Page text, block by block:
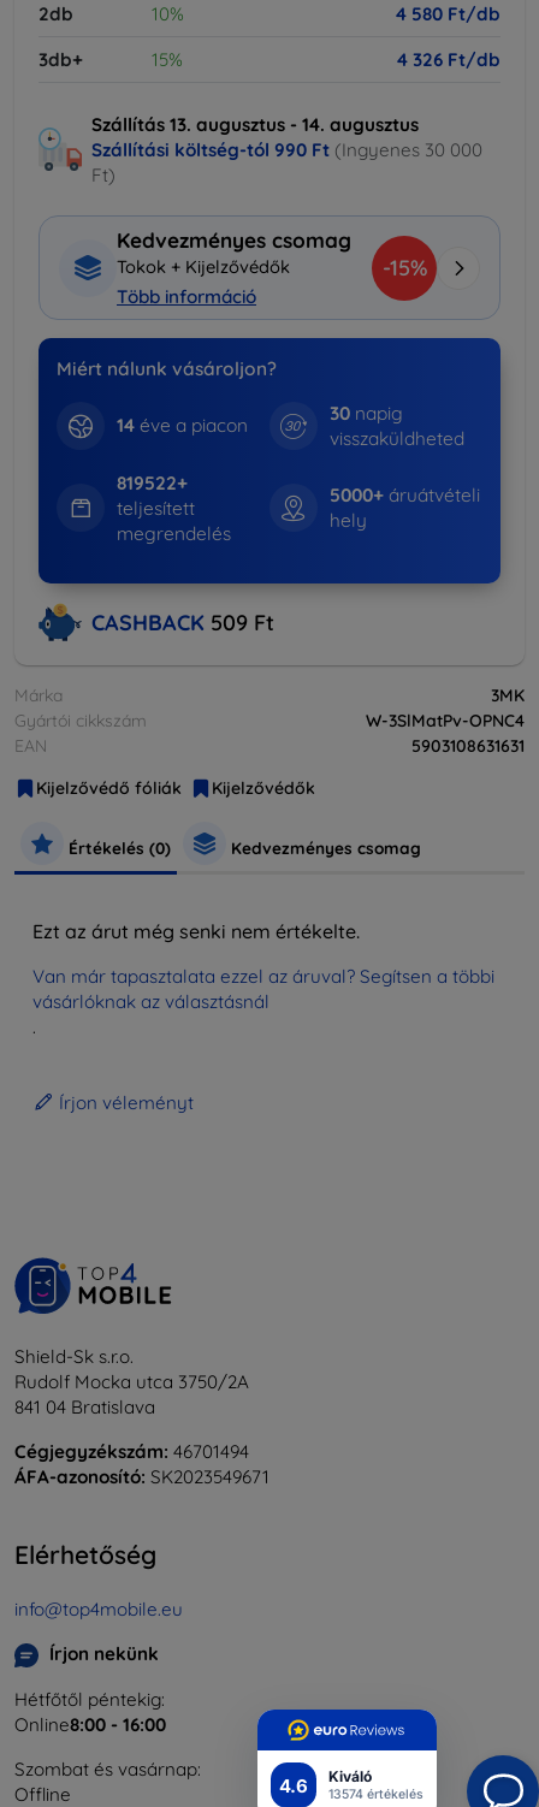
4.6 Kiváló
13574 értékelés
2db 10%
4 580 Ft/db
3db+
15% 4 326 Ft/db
Szállítás 13. augusztus - 14. augusztus
Szállítási költség-tól 990 Ft (Ingyenes 30 000
Ft)
Kedvezményes csomag
Tokok + Kijelzővédők
Több információ
-15%
Miért nálunk vásároljon?
14éve a piacon
30 napig
visszaküldheted
819522+
teljesített
megrendelés
5000+ áruátvételi
hely
CASHBACK 509 Ft
Márka
3MK
Gyártói cikkszám
W-3SlMatPv-OPNC4
EAN
5903108631631
Kijelzővédő fóliák
Kijelzővédők
Értékelés (0) Kedvezményes csomag
Ezt az árut még senki nem értékelte.
Van már tapasztalata ezzel az áruval? Segítsen a többi
vásárlóknak az választásnál
.
Írjon véleményt
Shield-Sk s.r.o.
Rudolf Mocka utca 3750/2A
841 04 Bratislava
Cégjegyzékszám: 46701494
ÁFA-azonosító: SK2023549671
Elérhetőség
info@top4mobile.eu
Írjon nekünk
Hétfőtől péntekig:
Online8:00 - 16:00
Szombat és vasárnap:
Offline